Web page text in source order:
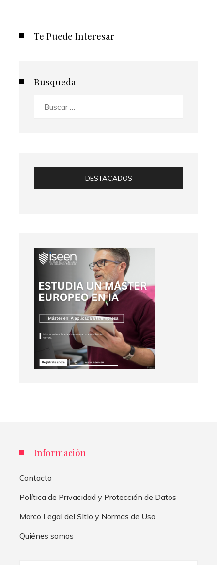
Te Puede Interesar
Busqueda
DESTACADOS
Información
Contacto
Política de Privacidad y Protección de Datos
Marco Legal del Sitio y Normas de Uso
Quiénes somos